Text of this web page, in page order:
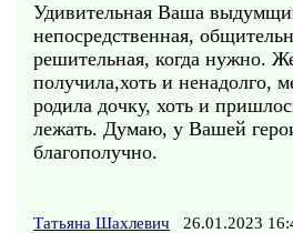
Удивительная Ваша
непосредственная,
решительная, когда нужно.
получила,хоть и ненадолго,
родила дочку, хоть и
лежать. Думаю, у Вашей
благополучно.
Татьяна Шахлевич 26.01.2023